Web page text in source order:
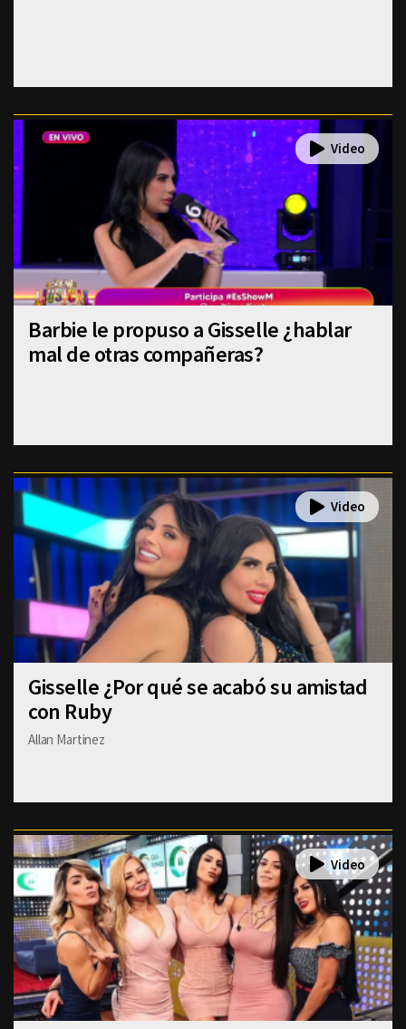
Barbie le propuso a Gisselle ¿hablar
mal de otras compañeras?
Gisselle ¿Por qué se acabó su amistad
con Ruby
Allan Martinez